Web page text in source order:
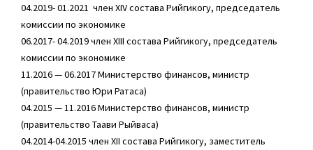
04.2019- 01.2021 член ХIV состава Рийгикогу, председатель
комиссии по экономике
06.2017- 04.2019 член ХIII состава Рийгикогу, председатель
комиссии по экономике
11.2016 — 06.2017 Министерство финансов, министр
(правительство Юри Ратаса)
04.2015 — 11.2016 Министерство финансов, министр
(правительство Таави Рыйваса)
04.2014-04.2015 член XII состава Рийгикогу, заместитель